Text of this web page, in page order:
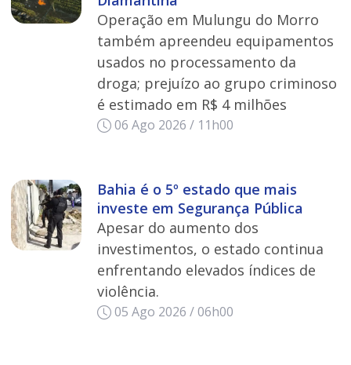
Operação em Mulungu do Morro
também apreendeu equipamentos
usados no processamento da
droga; prejuízo ao grupo criminoso
é estimado em R$ 4 milhões
06 Ago 2026 / 11h00
Bahia é o 5º estado que mais
investe em Segurança Pública
Apesar do aumento dos
investimentos, o estado continua
enfrentando elevados índices de
violência.
05 Ago 2026 / 06h00